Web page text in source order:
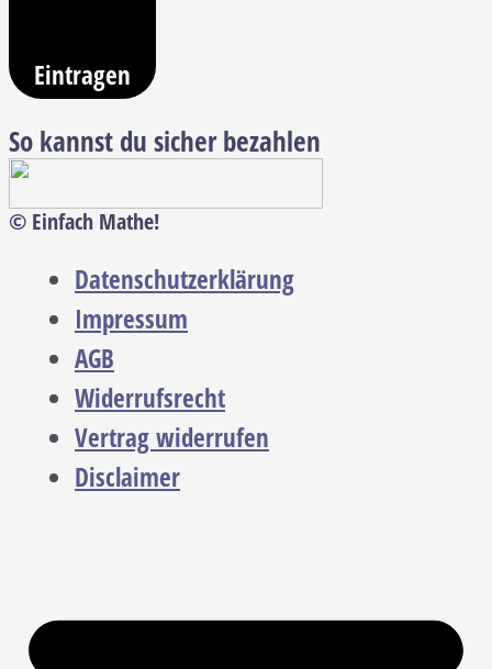
Eintragen
So kannst du sicher bezahlen
© Einfach Mathe!
Datenschutzerklärung
Impressum
AGB
Widerrufsrecht
Vertrag widerrufen
Disclaimer